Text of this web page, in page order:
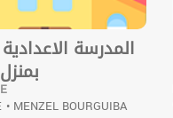
• MENZEL BOURGUIBA